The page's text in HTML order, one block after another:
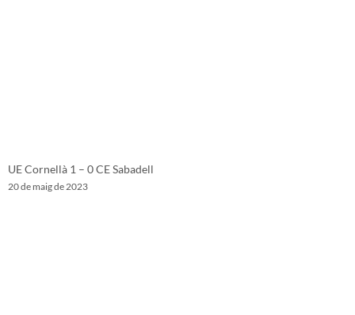
UE Cornellà 1 – 0 CE Sabadell
20 de maig de 2023